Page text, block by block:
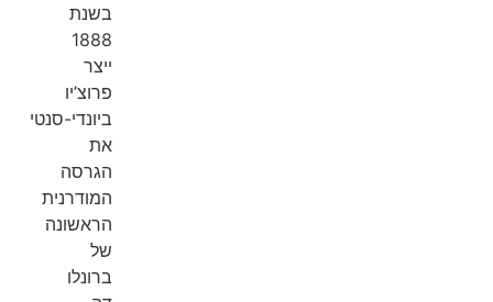
בשנת
1888
ייצר
פרוצ’יו
ביונדי-סנטי
את
הגרסה
המודרנית
הראשונה
של
ברונלו